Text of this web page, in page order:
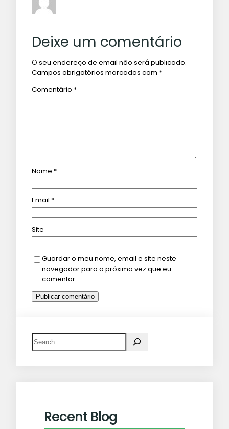
Deixe um comentário
O seu endereço de email não será publicado.
Campos obrigatórios marcados com *
Comentário *
Nome *
Email *
Site
Guardar o meu nome, email e site neste
navegador para a próxima vez que eu
comentar.
Recent Blog